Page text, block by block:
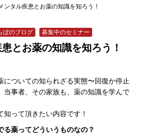
ンタル疾患とお薬の知識を知ろう！
ぼのブログ 募集中のセミナー
とお薬の知識を知ろう！
についての知られざる実態〜回復か停止
当事者、その家族も、薬の知識を学んで
知って頂きたい内容です！
る薬ってどういうものなの？